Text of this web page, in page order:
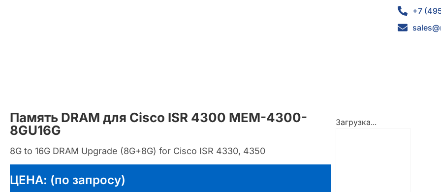
+7
Память DRAM для Cisco ISR 4300 MEM-4300-
8GU16G
8G to 16G DRAM Upgrade (8G+8G) for Cisco ISR 4330, 4350
ЦЕНА: (по запросу)
Загрузка...